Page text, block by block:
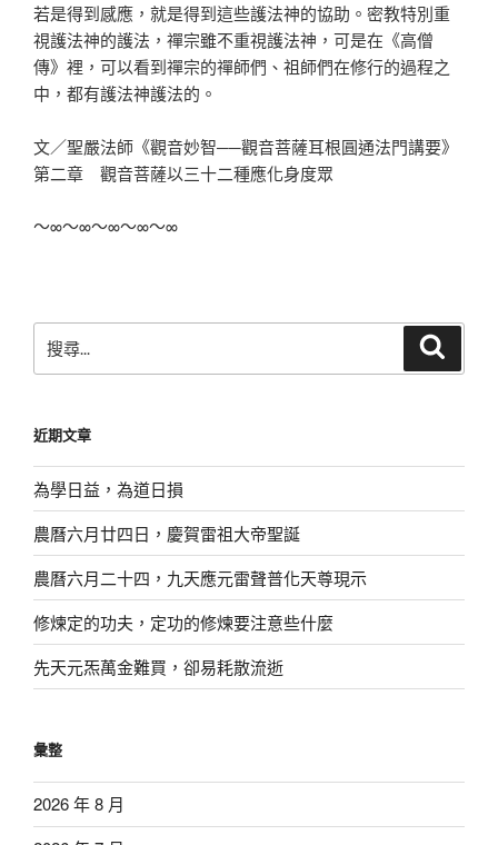
若是得到感應，就是得到這些護法神的協助。密教特別重
視護法神的護法，禪宗雖不重視護法神，可是在《高僧
傳》裡，可以看到禪宗的禪師們、祖師們在修行的過程之
中，都有護法神護法的。
文／聖嚴法師《觀音妙智──觀音菩薩耳根圓通法門講要》
第二章 觀音菩薩以三十二種應化身度眾
～∞～∞～∞～∞～∞
尋
字:
近期文章
為學日益，為道日損
農曆六月廿四日，慶賀雷祖大帝聖誕
農曆六月二十四，九天應元雷聲普化天尊現示
修煉定的功夫，定功的修煉要注意些什麼
先天元炁萬金難買，卻易耗散流逝
彙整
2026 年 8 月